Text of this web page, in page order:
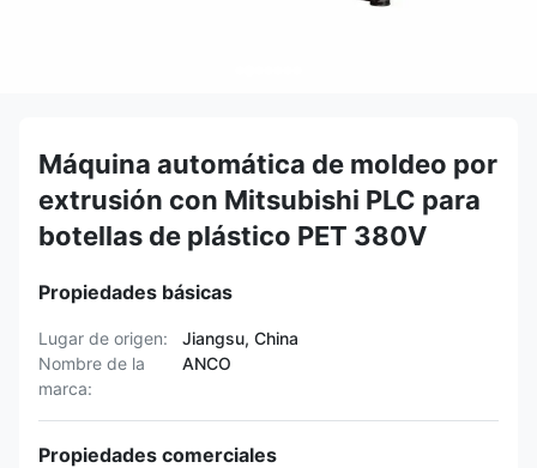
Máquina automática de moldeo por
extrusión con Mitsubishi PLC para
botellas de plástico PET 380V
Propiedades básicas
Lugar de origen:
Jiangsu, China
Nombre de la
marca:
ANCO
Propiedades comerciales